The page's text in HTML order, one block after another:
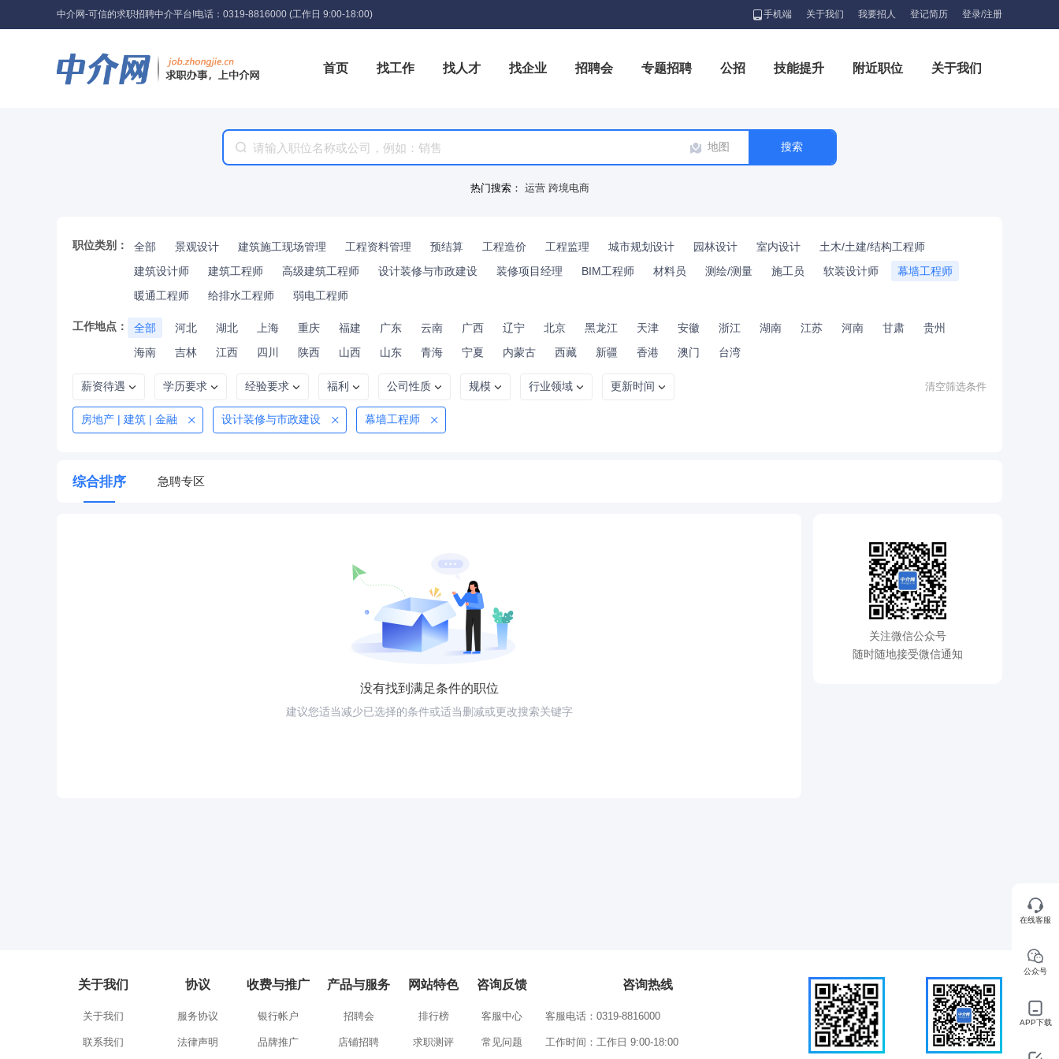
中介网-可信的求职招聘中介平台!电话：0319-8816000 (工作日 9:00-18:00) 手机端 关于我们 我要招人 登记简历 登录/注册
首页 找工作 找人才 找企业 招聘会 专题招聘 公招 技能提升 附近职位 关于我们
工具箱 地图
热门搜索： 运营 跨境电商
职位类别： 全部 景观设计 建筑施工现场管理 工程资料管理 预结算 工程造价 工程监理 城市规划设计 园林设计 室内设计
土木/土建/结构工程师
建筑设计师
建筑工程师 高级建筑工程师 设计装修与市政建设 装修项目经理 BIM工程师 材料员 测绘/测量 施工员 软装设计师
幕墙工程师
暖通工程师
给排水工程师 弱电工程师
工作地点： 全部 河北 湖北 上海 重庆 福建 广东 云南 广西 辽宁 北京 黑龙江 天津 安徽 浙江 湖南 江苏 河南 甘肃
贵州
海南
吉林 江西 四川 陕西 山西 山东 青海 宁夏 内蒙古 西藏 新疆 香港 澳门 台湾
薪资待遇 学历要求 经验要求 福利 公司性质 规模 行业领域 更新时间
房地产 | 建筑 | 金融 设计装修与市政建设 幕墙工程师
清空筛选条件
综合排序 急聘专区
没有找到满足条件的职位
建议您适当减少已选择的条件或适当删减或更改搜索关键字
关注微信公众号
随时随地接受微信通知
关于我们
关于我们
联系我们
协议
服务协议
法律声明
收费与推广
银行帐户
品牌推广
产品与服务
招聘会
店铺招聘
网站特色
排行榜
求职测评
咨询反馈
客服中心
常见问题
咨询热线
客服电话：0319-8816000
工作时间：工作日 9:00-18:00
在线客服
公众号
APP下载